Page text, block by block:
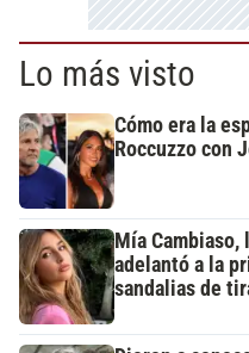
Lo más visto
Cómo era la
Roccuzzo con
Mía Cambiaso,
adelantó a la
sandalias de